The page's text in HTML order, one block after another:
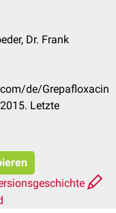
Dr. Frank
de/Grepafloxacin
Letzte